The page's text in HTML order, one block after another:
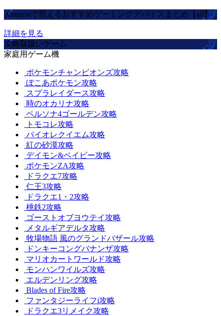
Amazonで買えるおすすめゲーミングデバイスまとめ【ad】
詳細を見る
攻略取扱いゲーム
家庭用ゲーム機
ポケモンチャンピオンズ攻略
ぽこあポケモン攻略
スプラレイダース攻略
時のオカリナ攻略
ペルソナ4ゴールデン攻略
トモコレ攻略
バイオレクイエム攻略
紅の砂漠攻略
デイモン&ベイビー攻略
ポケモンZA攻略
ドラクエ7攻略
仁王3攻略
ドラクエ1・2攻略
桃鉄2攻略
ゴーストオブヨウテイ攻略
メタルギアデルタ攻略
牧場物語 風のグランドバザール攻略
ドンキーコングバナンザ攻略
マリオカートワールド攻略
モンハンワイルズ攻略
エルデンリング攻略
Blades of Fire攻略
ファンタジーライフi攻略
ドラクエ3リメイク攻略